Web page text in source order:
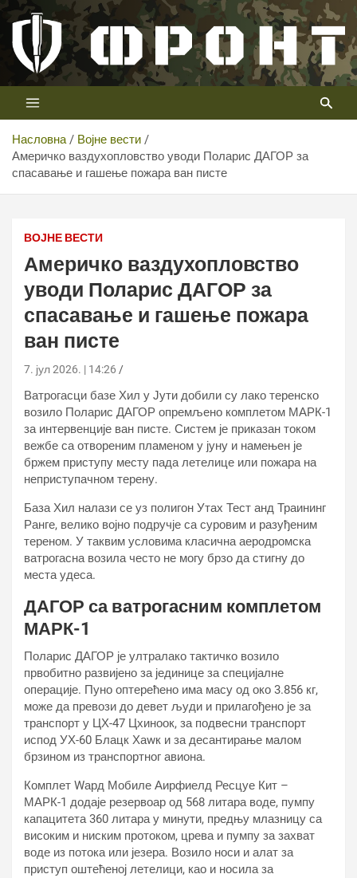
Скип
цонтент
Телевизија ФРОНТ
Први војни канал у Србији
Насловна
Војне вести
Америчко ваздухопловство уводи Поларис ДАГОР за
спасавање и гашење пожара ван писте
ВОЈНЕ ВЕСТИ
Америчко ваздухопловство
уводи Поларис ДАГОР за
спасавање и гашење пожара
ван писте
7. јул 2026. | 14:26
Ватрогасци базе Хил у Јути добили су лако теренско
возило Поларис ДАГОР опремљено комплетом МАРК-1
за интервенције ван писте. Систем је приказан током
вежбе са отвореним пламеном у јуну и намењен је
бржем приступу месту пада летелице или пожара на
неприступачном терену.
База Хил налази се уз полигон Утах Тест анд Траининг
Ранге, велико војно подручје са суровим и разуђеним
тереном. У таквим условима класична аеродромска
ватрогасна возила често не могу брзо да стигну до
места удеса.
ДАГОР са ватрогасним комплетом
МАРК-1
Поларис ДАГОР је ултралако тактичко возило
првобитно развијено за јединице за специјалне
операције. Пуно оптерећено има масу од око 3.856 кг,
може да превози до девет људи и прилагођено је за
транспорт у ЦХ-47 Цхиноок, за подвесни транспорт
испод УХ-60 Блацк Хаwк и за десантирање малом
брзином из транспортног авиона.
Комплет Wард Мобиле Аирфиелд Ресцуе Кит –
МАРК-1 додаје резервоар од 568 литара воде, пумпу
капацитета 360 литара у минути, предњу млазницу са
високим и ниским протоком, црева и пумпу за захват
воде из потока или језера. Возило носи и алат за
приступ оштећеној летелици, као и носила за